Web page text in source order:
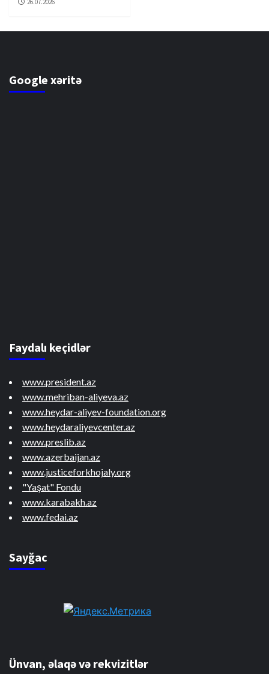
26.07.2026
Google xəritə
Faydalı keçidlər
www.president.az
www.mehriban-aliyeva.az
www.heydar-aliyev-foundation.org
www.heydaraliyevcenter.az
www.preslib.az
www.azerbaijan.az
www.justiceforkhojaly.org
"Yaşat" Fondu
www.karabakh.az
www.fedai.az
Sayğac
Ünvan, əlaqə və rekvizitlər